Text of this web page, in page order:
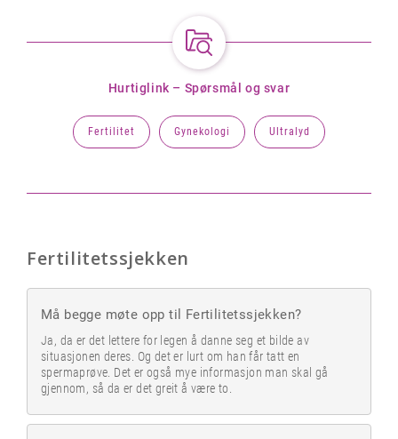
Hurtiglink – Spørsmål og svar
Fertilitet Gynekologi Ultralyd
Fertilitetssjekken
Må begge møte opp til Fertilitetssjekken?
Ja, da er det lettere for legen å danne seg et bilde av
situasjonen deres. Og det er lurt om han får tatt en
spermaprøve. Det er også mye informasjon man skal gå
gjennom, så da er det greit å være to.